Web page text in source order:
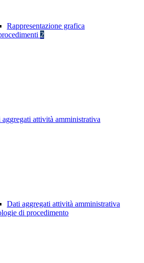
Rappresentazione grafica
2
aggregati attività amministrativa
Dati aggregati attività amministrativa
di procedimento